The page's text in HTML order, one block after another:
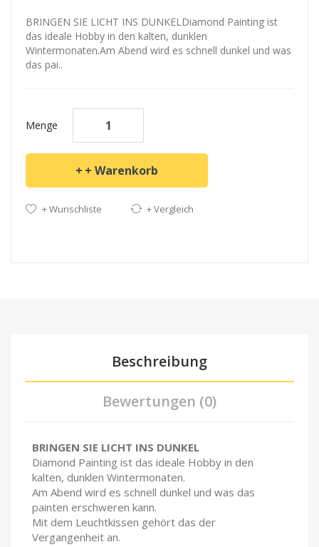
BRINGEN SIE LICHT INS DUNKELDiamond Painting ist
das ideale Hobby in den kalten, dunklen
Wintermonaten.Am Abend wird es schnell dunkel und was
das pai..
Menge
+ Warenkorb
+ Wunschliste + Vergleich
Beschreibung
Bewertungen (0)
BRINGEN SIE LICHT INS DUNKEL
Diamond Painting ist das ideale Hobby in den
kalten, dunklen Wintermonaten.
Am Abend wird es schnell dunkel und was das
painten erschweren kann.
Mit dem Leuchtkissen gehört das der
Vergangenheit an.